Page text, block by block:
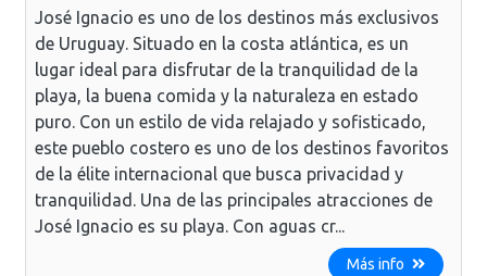
José Ignacio es uno de los destinos más exclusivos
de Uruguay. Situado en la costa atlántica, es un
lugar ideal para disfrutar de la tranquilidad de la
playa, la buena comida y la naturaleza en estado
puro. Con un estilo de vida relajado y sofisticado,
este pueblo costero es uno de los destinos favoritos
de la élite internacional que busca privacidad y
tranquilidad. Una de las principales atracciones de
José Ignacio es su playa. Con aguas cr...
Más info